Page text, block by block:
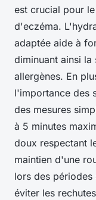
est crucial pour
d'eczéma.
adaptée aide à
diminuant ainsi
allergènes. En
l'importance des
des mesures
à 5 minutes
doux respectant
maintien d'une
lors des périodes
éviter les